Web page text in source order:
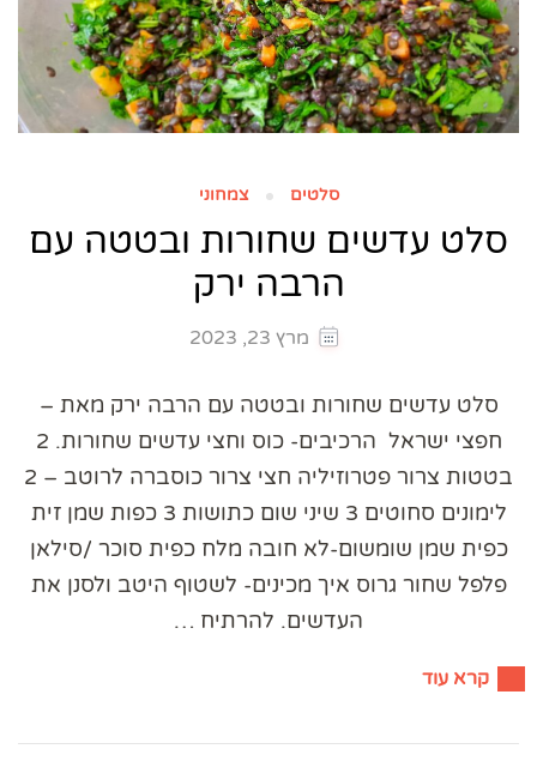
סלטים צמחוני
סלט עדשים שחורות ובטטה עם
הרבה ירק
מרץ 23, 2023
סלט עדשים שחורות ובטטה עם הרבה ירק מאת –
חפצי ישראל הרכיבים- כוס וחצי עדשים שחורות. 2
בטטות צרור פטרוזיליה חצי צרור כוסברה לרוטב – 2
לימונים סחוטים 3 שיני שום כתושות 3 כפות שמן זית
כפית שמן שומשום-לא חובה מלח כפית סוכר /סילאן
פלפל שחור גרוס איך מכינים- לשטוף היטב ולסנן את
העדשים. להרתיח …
קרא עוד